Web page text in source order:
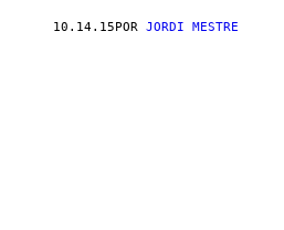
10.14.15POR JORDI MESTRE